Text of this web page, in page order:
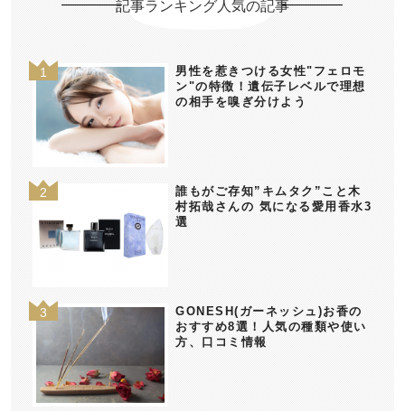
記事ランキング人気の記事
男性を惹きつける女性"フェロモ
ン"の特徴！遺伝子レベルで理想
の相手を嗅ぎ分けよう
誰もがご存知”キムタク”こと木
村拓哉さんの 気になる愛用香水3
選
GONESH(ガーネッシュ)お香の
おすすめ8選！人気の種類や使い
方、口コミ情報